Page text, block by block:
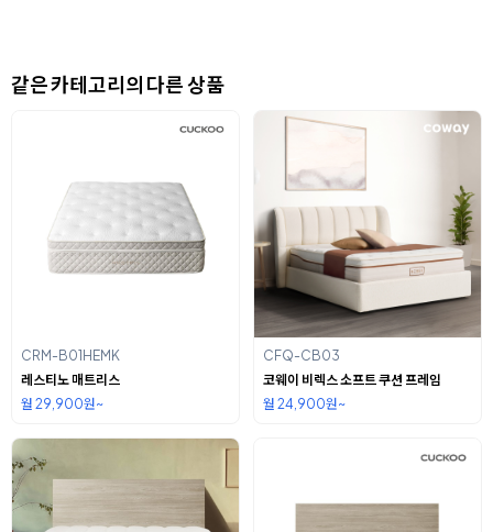
같은 카테고리의 다른 상품
CRM-B01HEMK
레스티노 매트리스
월 29,900원~
CFQ-CB03
코웨이 비렉스 소프트 쿠션 프레임
월 24,900원~